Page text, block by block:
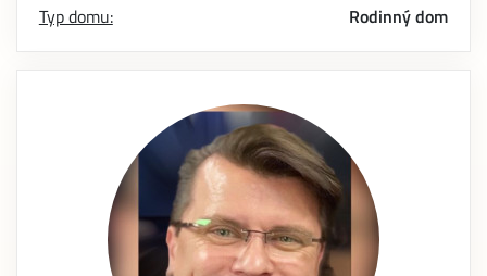
Typ domu:
Rodinný dom